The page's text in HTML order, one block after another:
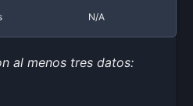
N/A
al menos tres datos: